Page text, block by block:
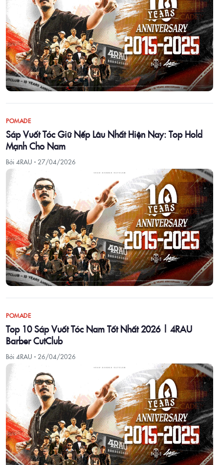
POMADE
Sáp Vuốt Tóc Giữ Nếp Lâu Nhất Hiện Nay: Top Hold
Mạnh Cho Nam
Bởi 4RAU · 27/04/2026
POMADE
Top 10 Sáp Vuốt Tóc Nam Tốt Nhất 2026 | 4RAU
Barber CutClub
Bởi 4RAU · 26/04/2026